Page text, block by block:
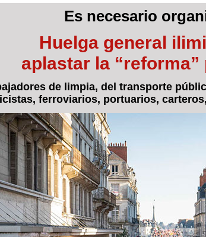
Es necesario
Huelga general
aplastar la
de limpia, del transporte
ferroviarios, portuarios,